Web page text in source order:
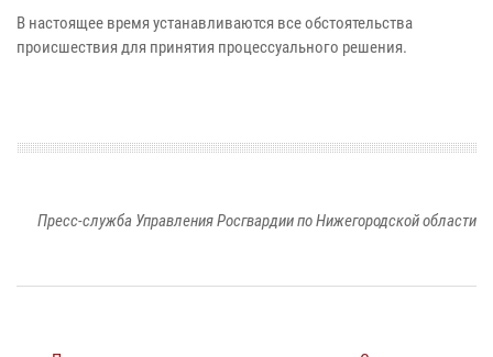
В настоящее время устанавливаются все обстоятельства
происшествия для принятия процессуального решения.
Пресс-служба Управления Росгвардии по Нижегородской области